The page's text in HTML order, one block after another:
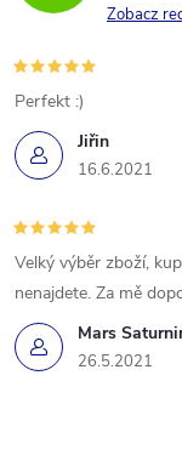
Zobacz
Jiřin
16.6.2021
Perfekt :)
Mars
26.5.2021
Velký výběr zboží,
nenajdete. Za mě